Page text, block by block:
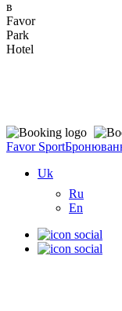
Favor Sport
Uk
Ru
En